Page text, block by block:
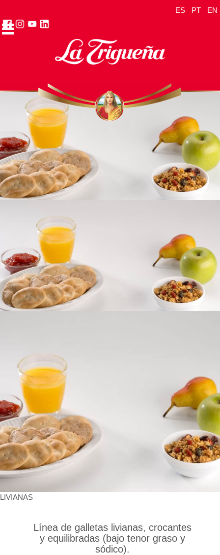
ES PT EN
LIVIANAS
Línea de galletas livianas, crocantes
y equilibradas (bajo tenor graso y
sódico).